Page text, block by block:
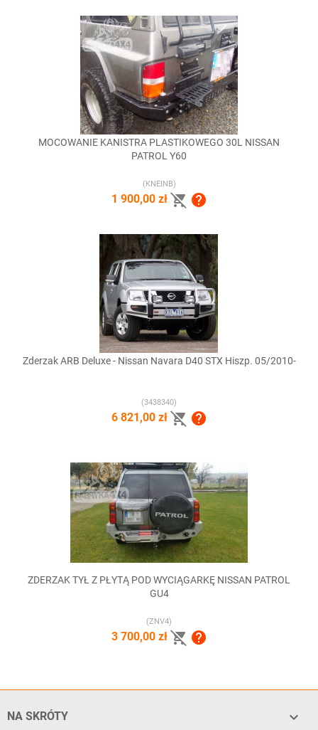
MOCOWANIE KANISTRA PLASTIKOWEGO 30L NISSAN
PATROL Y60
(KNEINB)
1 900,00 zł  
Zderzak ARB Deluxe - Nissan Navara D40 STX Hiszp. 05/2010-
(3438340)
6 821,00 zł  
ZDERZAK TYŁ Z PŁYTĄ POD WYCIĄGARKĘ NISSAN PATROL
GU4
(ZNV4)
3 700,00 zł  
NA SKRÓTY 